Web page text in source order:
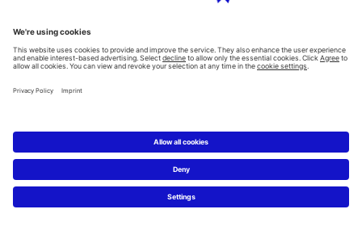
Facebook
Instagram
Pinterest
Blog
Flickr
Copyright © 2026 Duravit AG
Imprint|Polityka prywatności|Ustawienia plików cookie